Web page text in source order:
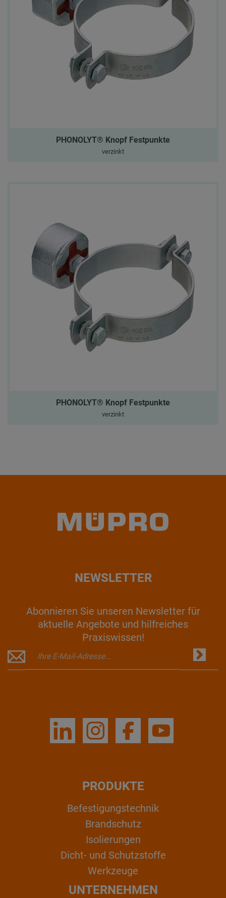
PHONOLYT® Knopf Festpunkte
verzinkt
PHONOLYT® Knopf Festpunkte
verzinkt
NEWSLETTER
Abonnieren Sie unseren Newsletter für
aktuelle Angebote und hilfreiches
Praxiswissen!
PRODUKTE
Befestigungstechnik
Brandschutz
Isolierungen
Dicht- und Schutzstoffe
Werkzeuge
UNTERNEHMEN